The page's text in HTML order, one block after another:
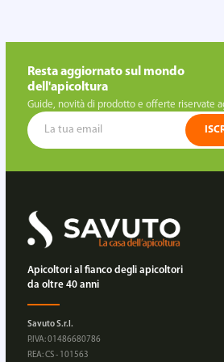
Resta aggiornato sul mondo
dell'apicoltura
Guide, novità di prodotto e offerte riservate
Apicoltori al fianco degli apicoltori
da oltre 40 anni
Savuto S.r.l.
P.IVA: 01486680786
REA: CS - 101563